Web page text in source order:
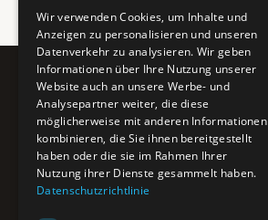
Pure BiH
Authentisches Bosnien & Herzegowina
Ein Teil des BTP Reise-Netzwerks.
Wir verwenden Cookies, um Inhalte und
Anzeigen zu personalisieren und unseren
Datenverkehr zu analysieren. Wir geben
Informationen über Ihre Nutzung unserer
Website auch an unsere Werbe- und
Analysepartner weiter, die diese
möglicherweise mit anderen Informationen
kombinieren, die Sie ihnen bereitgestellt
haben oder die sie im Rahmen Ihrer
Nutzung ihrer Dienste gesammelt haben.
Datenschutzrichtlinie